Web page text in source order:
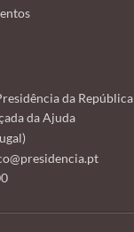
da República
da Ajuda